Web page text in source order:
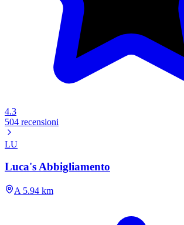
4.3
504 recensioni
LU
Luca's Abbigliamento
A 5.94 km